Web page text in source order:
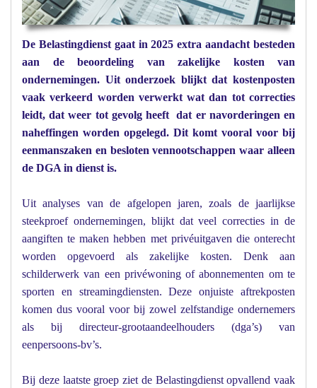
De Belastingdienst gaat in 2025 extra aandacht besteden
aan de beoordeling van zakelijke kosten van
ondernemingen. Uit onderzoek blijkt dat kostenposten
vaak verkeerd worden verwerkt wat dan tot correcties
leidt, dat weer tot gevolg heeft dat er navorderingen en
naheffingen worden opgelegd. Dit komt vooral voor bij
eenmanszaken en besloten vennootschappen waar alleen
de DGA in dienst is.
Uit analyses van de afgelopen jaren, zoals de jaarlijkse
steekproef ondernemingen, blijkt dat veel correcties in de
aangiften te maken hebben met privéuitgaven die onterecht
worden opgevoerd als zakelijke kosten. Denk aan
schilderwerk van een privéwoning of abonnementen om te
sporten en streamingdiensten. Deze onjuiste aftrekposten
komen dus vooral voor bij zowel zelfstandige ondernemers
als bij directeur-grootaandeelhouders (dga’s) van
eenpersoons-bv’s.
Bij deze laatste groep ziet de Belastingdienst opvallend vaak